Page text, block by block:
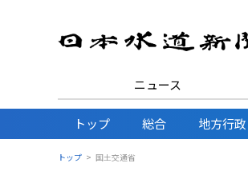
ニュース
トップ 総合 地方行政
トップ 国土交通省